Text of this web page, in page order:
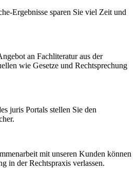
Ergebnisse sparen Sie viel Zeit und
an Fachliteratur aus der
wie Gesetze und Rechtsprechung
juris Portals stellen Sie den
mit unseren Kunden können
in der Rechtspraxis verlassen.